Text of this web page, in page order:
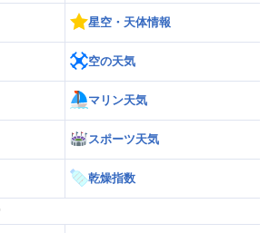
星空・天体情報
空の天気
マリン天気
スポーツ天気
乾燥指数